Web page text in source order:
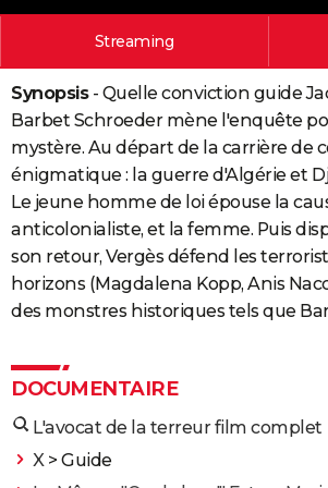
GUIDES D'ACHAT
BONS PLANS
CARTE DE VOEUX
Carte de Noël
Carte Bonne année
Carte Saint-Valentin
Carte Pâques
Carte d'anniversaire
DICTIONNAIRE
PROGRAMME TV
COPAINS D'AVANT
FORUM
Bricolage
Lifestyle
Culture
Sport
Auto
Television
Voyage
Cinema
Streaming
Synopsis- Quelle conviction guide
Barbet Schroeder mène l'enquête
mystère. Au départ de la carrière de
énigmatique : la guerre d'Algérie et
Le jeune homme de loi épouse la
anticolonialiste, et la femme. Puis
son retour, Vergès défend les
horizons (Magdalena Kopp, Anis
des monstres historiques tels que
DOCUMENTAIRE
L'avocat de la terreur film complet
X > Guide